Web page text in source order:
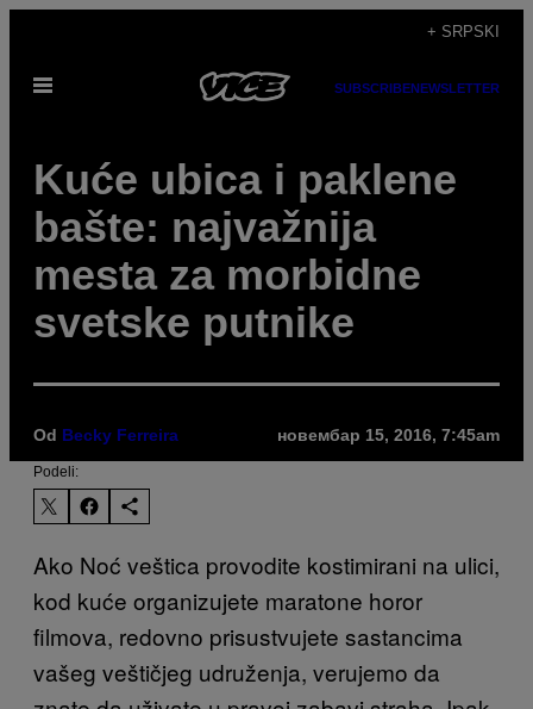
садржај
+ SRPSKI
Otvori
SUBSCRIBENEWSLETTER
​Kuće ubica i paklene
bašte: najvažnija
mesta za morbidne
svetske putnike
Od Becky Ferreira новембар 15, 2016, 7:45am
Podeli:
Ako Noć veštica provodite kostimirani na ulici,
kod kuće organizujete maratone horor
filmova, redovno prisustvujete sastancima
vašeg veštičjeg udruženja, verujemo da